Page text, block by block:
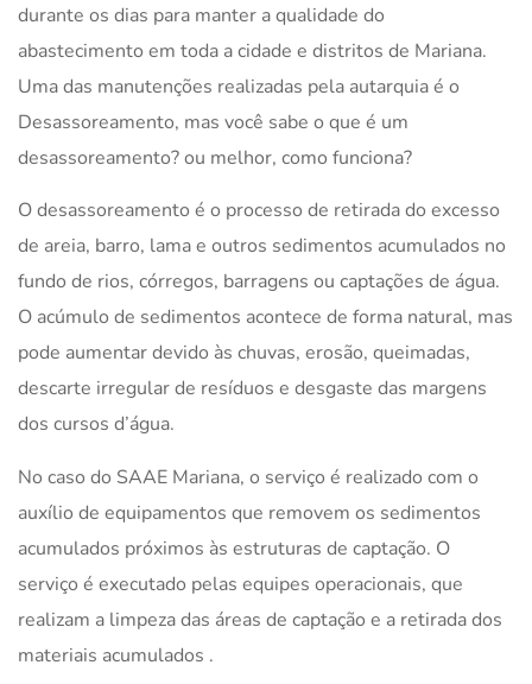
durante os dias para manter a qualidade do
abastecimento em toda a cidade e distritos de Mariana.
Uma das manutenções realizadas pela autarquia é o
Desassoreamento, mas você sabe o que é um
desassoreamento? ou melhor, como funciona?
O desassoreamento é o processo de retirada do excesso
de areia, barro, lama e outros sedimentos acumulados no
fundo de rios, córregos, barragens ou captações de água.
O acúmulo de sedimentos acontece de forma natural, mas
pode aumentar devido às chuvas, erosão, queimadas,
descarte irregular de resíduos e desgaste das margens
dos cursos d’água.
No caso do SAAE Mariana, o serviço é realizado com o
auxílio de equipamentos que removem os sedimentos
acumulados próximos às estruturas de captação. O
serviço é executado pelas equipes operacionais, que
realizam a limpeza das áreas de captação e a retirada dos
materiais acumulados .